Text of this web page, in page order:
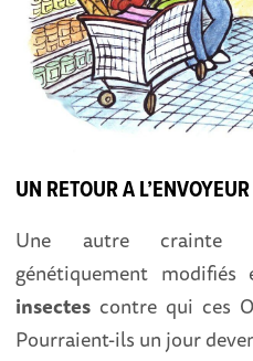
UN RETOUR A
Une autre crainte
génétiquement
insectes contre qui ces
Pourraient-ils un jour